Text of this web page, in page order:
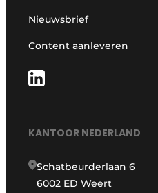
Nieuwsbrief
Content aanleveren
KANTOOR NEDERLAND
Schatbeurderlaan 6
6002 ED Weert